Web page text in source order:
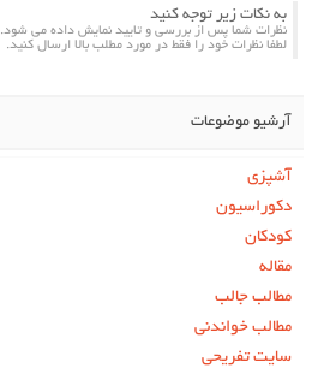
به نکات زیر توجه کنید
نظرات شما پس از بررسی و تایید نمایش داده می شود.
لطفا نظرات خود را فقط در مورد مطلب بالا ارسال کنید.
آرشیو موضوعات
آشپزی
دکوراسیون
کودکان
مقاله
مطالب جالب
مطالب خواندنی
سایت تفریحی